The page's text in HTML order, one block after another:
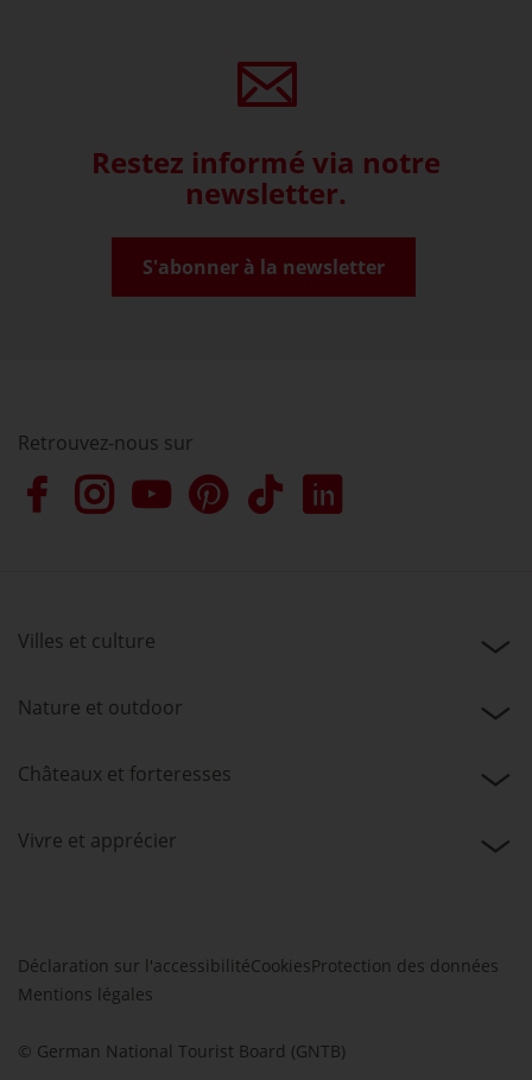
Restez informé via notre
newsletter.
S'abonner à la newsletter
Retrouvez-nous sur
Villes et culture
Nature et outdoor
Châteaux et forteresses
Vivre et apprécier
Déclaration sur l'accessibilitéCookiesProtection des données
Mentions légales
© German National Tourist Board (GNTB)